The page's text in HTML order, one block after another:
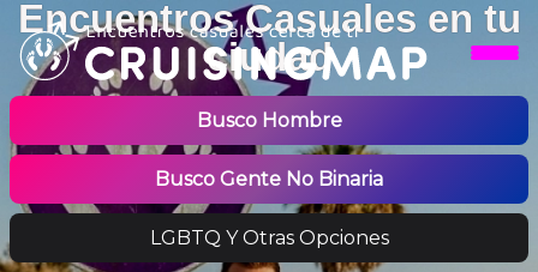
Encuentros Casuales en tu
ciudad
Busco Hombre
Busco Gente No Binaria
LGBTQ Y Otras Opciones